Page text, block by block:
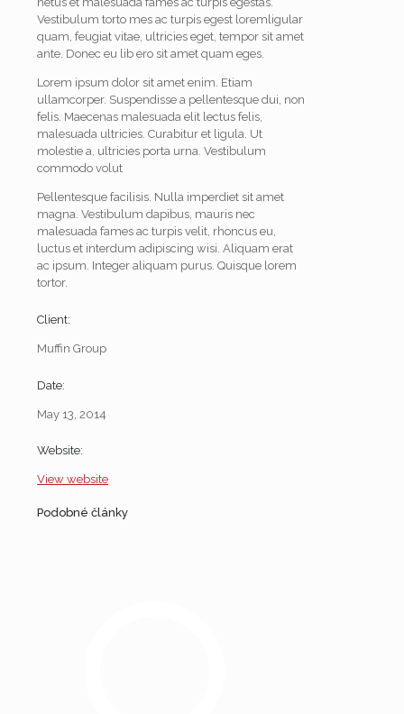
Vestibulum torto mes ac turpis egest loremligular
quam, feugiat vitae, ultricies eget, tempor sit amet
ante. Donec eu lib ero sit amet quam eges.
Lorem ipsum dolor sit amet enim. Etiam
ullamcorper. Suspendisse a pellentesque dui, non
felis. Maecenas malesuada elit lectus felis,
malesuada ultricies. Curabitur et ligula. Ut
molestie a, ultricies porta urna. Vestibulum
commodo volut
Pellentesque facilisis. Nulla imperdiet sit amet
magna. Vestibulum dapibus, mauris nec
malesuada fames ac turpis velit, rhoncus eu,
luctus et interdum adipiscing wisi. Aliquam erat
ac ipsum. Integer aliquam purus. Quisque lorem
tortor.
Client:
Muffin Group
Date:
May 13, 2014
Website:
View website
Podobné články